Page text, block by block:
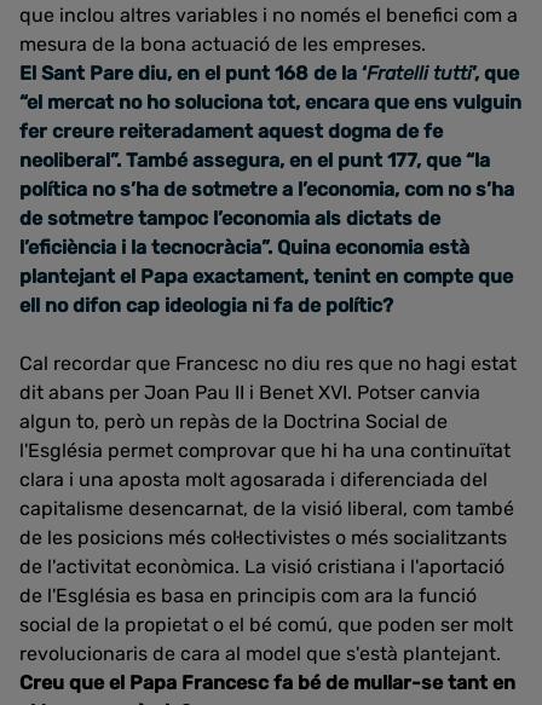
que inclou altres variables i no només el benefici com a
mesura de la bona actuació de les empreses.
El Sant Pare diu, en el punt 168 de la ‘Fratelli tutti’, que
“el mercat no ho soluciona tot, encara que ens vulguin
fer creure reiteradament aquest dogma de fe
neoliberal”. També assegura, en el punt 177, que “la
política no s’ha de sotmetre a l’economia, com no s’ha
de sotmetre tampoc l’economia als dictats de
l’eficiència i la tecnocràcia”. Quina economia està
plantejant el Papa exactament, tenint en compte que
ell no difon cap ideologia ni fa de polític?
Cal recordar que Francesc no diu res que no hagi estat
dit abans per Joan Pau II i Benet XVI. Potser canvia
algun to, però un repàs de la Doctrina Social de
l'Església permet comprovar que hi ha una continuïtat
clara i una aposta molt agosarada i diferenciada del
capitalisme desencarnat, de la visió liberal, com també
de les posicions més col·lectivistes o més socialitzants
de l'activitat econòmica. La visió cristiana i l'aportació
de l'Església es basa en principis com ara la funció
social de la propietat o el bé comú, que poden ser molt
revolucionaris de cara al model que s'està plantejant.
Creu que el Papa Francesc fa bé de mullar-se tant en